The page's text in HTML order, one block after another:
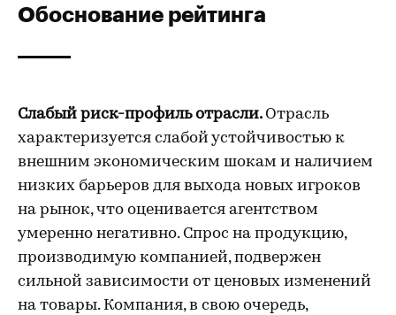
Обоснование рейтинга
Слабый риск-профиль отрасли. Отрасль
характеризуется слабой устойчивостью к
внешним экономическим шокам и наличием
низких барьеров для выхода новых игроков
на рынок, что оценивается агентством
умеренно негативно. Спрос на продукцию,
производимую компанией, подвержен
сильной зависимости от ценовых изменений
на товары. Компания, в свою очередь,